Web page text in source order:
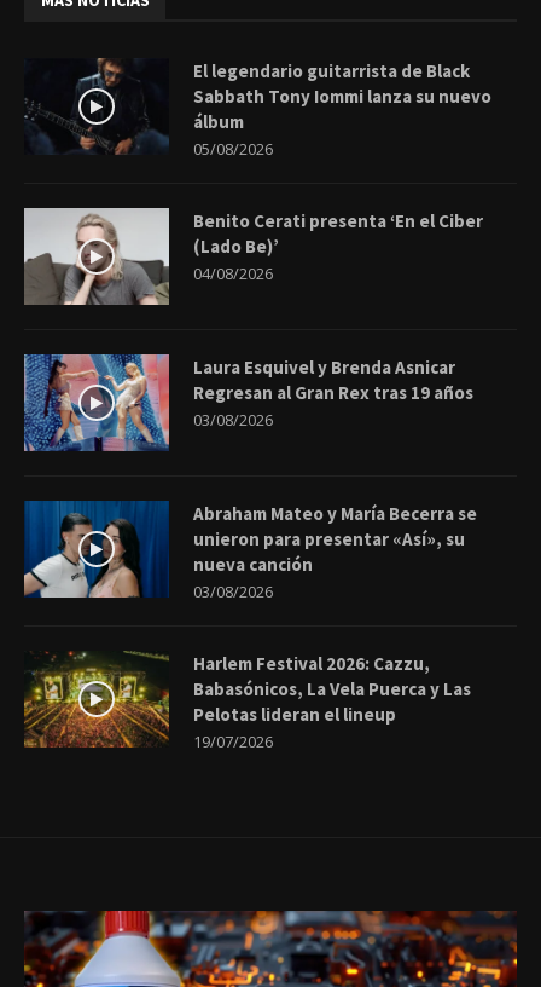
El legendario guitarrista de Black
Sabbath Tony Iommi lanza su nuevo
álbum
05/08/2026
Benito Cerati presenta ‘En el Ciber
(Lado Be)’
04/08/2026
Laura Esquivel y Brenda Asnicar
Regresan al Gran Rex tras 19 años
03/08/2026
Abraham Mateo y María Becerra se
unieron para presentar «Así», su
nueva canción
03/08/2026
Harlem Festival 2026: Cazzu,
Babasónicos, La Vela Puerca y Las
Pelotas lideran el lineup
19/07/2026